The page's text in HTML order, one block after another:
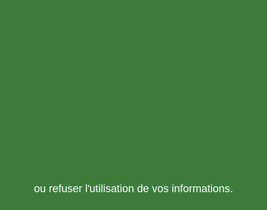
ou refuser l'utilisation de vos informations.